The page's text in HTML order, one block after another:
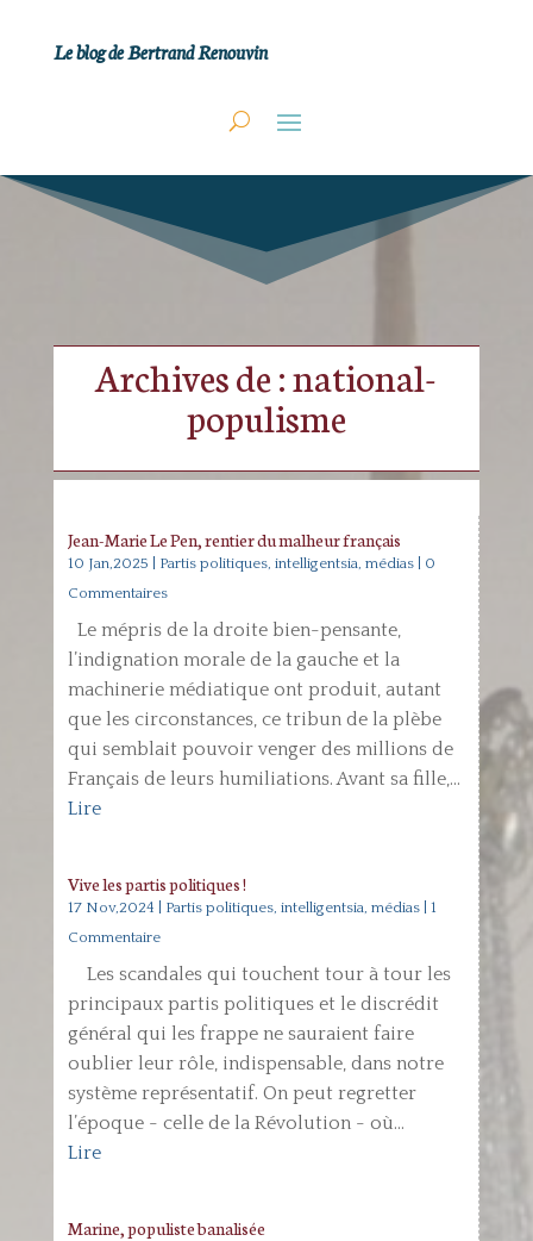
Le blog de Bertrand Renouvin
Archives de : national-
populisme
Jean-Marie Le Pen, rentier du malheur français
10 Jan,2025 Partis politiques, intelligentsia, médias| 0
Commentaires
Le mépris de la droite bien-pensante,
l’indignation morale de la gauche et la
machinerie médiatique ont produit, autant
que les circonstances, ce tribun de la plèbe
qui semblait pouvoir venger des millions de
Français de leurs humiliations. Avant sa fille,...
Lire
Vive les partis politiques !
17 Nov,2024 Partis politiques, intelligentsia, médias| 1
Commentaire
Les scandales qui touchent tour à tour les
principaux partis politiques et le discrédit
général qui les frappe ne sauraient faire
oublier leur rôle, indispensable, dans notre
système représentatif. On peut regretter
l’époque - celle de la Révolution - où...
Lire
Marine, populiste banalisée